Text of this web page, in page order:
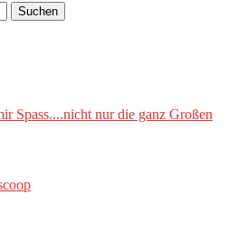
Spass....nicht nur die ganz Großen